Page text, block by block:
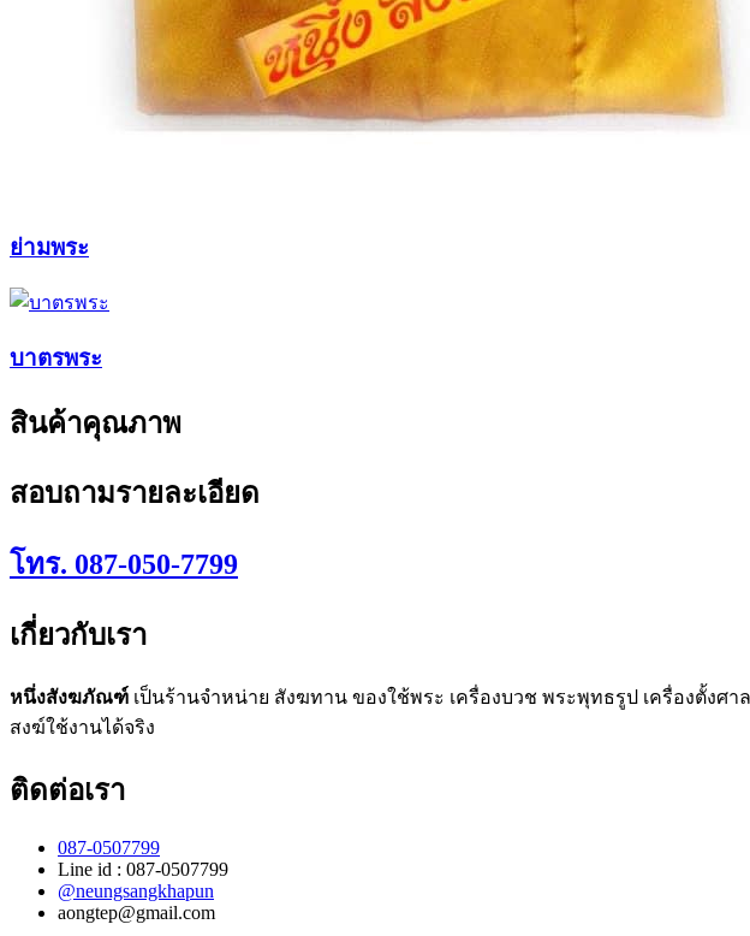
ย่ามพระ
บาตรพระ
สินค้าคุณภาพ
สอบถามรายละเอียด
โทร. 087-050-7799
เกี่ยวกับเรา
หนึ่งสังฆภัณฑ์ เป็นร้านจำหน่าย สังฆทาน ของใช้พระ เครื่องบวช พระพุทธรูป เครื่องตั้ง
สงฆ์ใช้งานได้จริง
ติดต่อเรา
087-0507799
Line id : 087-0507799
@neungsangkhapun
aongtep@gmail.com